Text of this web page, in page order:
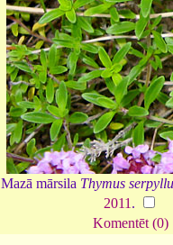
Mazā mārsila Thymus
2011 .
Komentēt (0)